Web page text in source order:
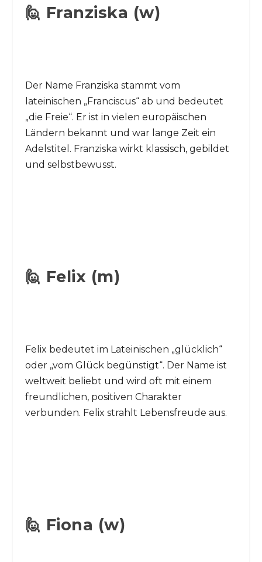
🙋 Franziska (w)
Der Name Franziska stammt vom
lateinischen „Franciscus“ ab und bedeutet
„die Freie“. Er ist in vielen europäischen
Ländern bekannt und war lange Zeit ein
Adelstitel. Franziska wirkt klassisch, gebildet
und selbstbewusst.
🙋 Felix (m)
Felix bedeutet im Lateinischen „glücklich“
oder „vom Glück begünstigt“. Der Name ist
weltweit beliebt und wird oft mit einem
freundlichen, positiven Charakter
verbunden. Felix strahlt Lebensfreude aus.
🙋 Fiona (w)